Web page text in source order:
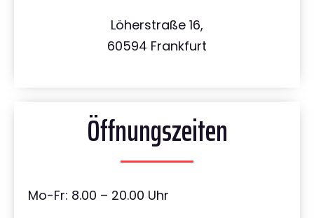
Löherstraße 16,
60594 Frankfurt
Öffnungszeiten
Mo-Fr: 8.00 – 20.00 Uhr